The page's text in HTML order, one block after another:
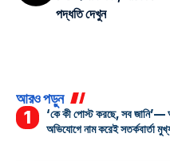
পদ্ধতি দেখুন
আরও পড়ুন
‘কে কী পোস্ট করছে, সব জানি’—
অভিযোগে নাম করেই সতর্কবার্তা